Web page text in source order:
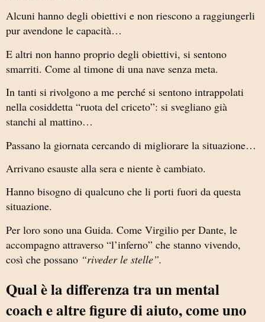
Alcuni hanno degli obiettivi e non riescono a raggiungerli
pur avendone le capacità…
E altri non hanno proprio degli obiettivi, si sentono
smarriti. Come al timone di una nave senza meta.
In tanti si rivolgono a me perché si sentono intrappolati
nella cosiddetta “ruota del criceto”: si svegliano già
stanchi al mattino…
Passano la giornata cercando di migliorare la situazione…
Arrivano esauste alla sera e niente è cambiato.
Hanno bisogno di qualcuno che li porti fuori da questa
situazione.
Per loro sono una Guida. Come Virgilio per Dante, le
accompagno attraverso “l’inferno” che stanno vivendo,
così che possano “riveder le stelle”.
Qual è la differenza tra un mental
coach e altre figure di aiuto, come uno